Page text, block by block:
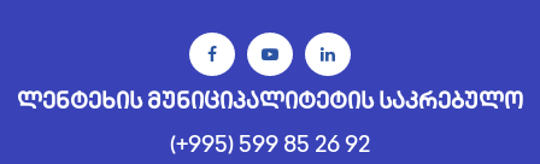
ლენტეხის მუნიციპალიტეტის საკრებულო
(+995) 599 85 26 92